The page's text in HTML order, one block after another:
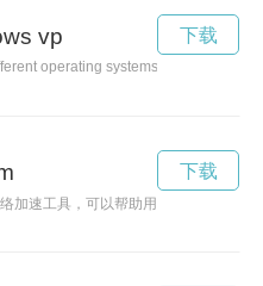
vp
operating systems, particularly
下载
加速工具，可以帮助用户快速畅游互
下载